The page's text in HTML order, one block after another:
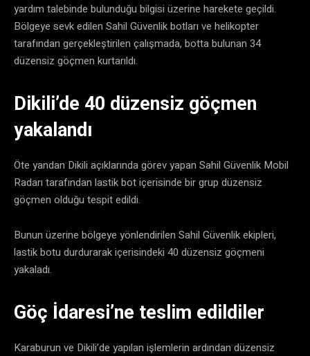
yardım talebinde bulunduğu bilgisi üzerine harekete geçildi.
Bölgeye sevk edilen Sahil Güvenlik botları ve helikopter
tarafından gerçekleştirilen çalışmada, botta bulunan 34
düzensiz göçmen kurtarıldı.
Dikili’de 40 düzensiz göçmen
yakalandı
Öte yandan Dikili açıklarında görev yapan Sahil Güvenlik Mobil
Radarı tarafından lastik bot içerisinde bir grup düzensiz
göçmen olduğu tespit edildi.
Bunun üzerine bölgeye yönlendirilen Sahil Güvenlik ekipleri,
lastik botu durdurarak içerisindeki 40 düzensiz göçmeni
yakaladı.
Göç İdaresi’ne teslim edildiler
Karaburun ve Dikili’de yapılan işlemlerin ardından düzensiz